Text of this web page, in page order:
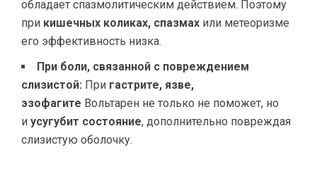
обладает спазмолитическим действием. Поэтому
при кишечных коликах, спазмах или метеоризме
его эффективность низка.
При боли, связанной с повреждением
слизистой: При гастрите, язве,
эзофагите Вольтарен не только не поможет, но
и усугубит состояние, дополнительно повреждая
слизистую оболочку.